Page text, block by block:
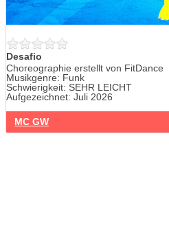
Desafio
Choreographie erstellt von FitDance
Musikgenre: Funk
Schwierigkeit: SEHR LEICHT
Aufgezeichnet: Juli 2026
MC GW